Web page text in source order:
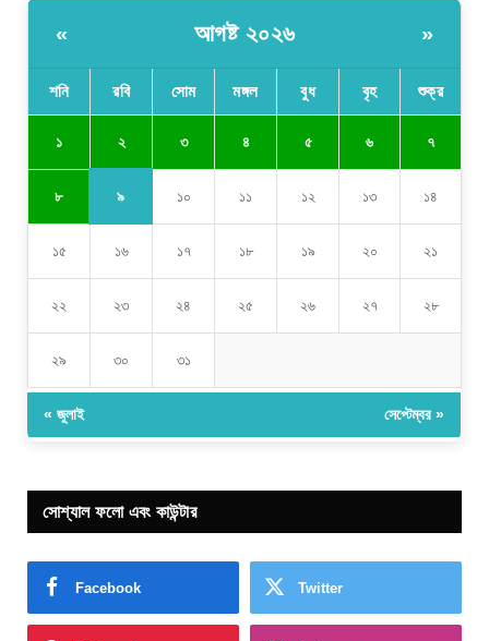
« আগষ্ট ২০২৬ »
শনি রবি সোম মঙ্গল বুধ বৃহ শুক্র
১ ২ ৩ ৪ ৫ ৬ ৭
৮ ৯ ১০ ১১ ১২ ১৩ ১৪
১৫ ১৬ ১৭ ১৮ ১৯ ২০ ২১
২২ ২৩ ২৪ ২৫ ২৬ ২৭ ২৮
২৯ ৩০ ৩১
« জুলাই সেপ্টেম্বর »
সোশ্যাল ফলো এবং কাউন্টার
Facebook Twitter